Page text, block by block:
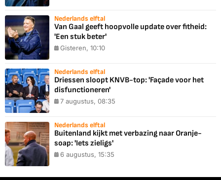
Nederlands elftal
Van Gaal geeft hoopvolle update over fitheid:
'Een stuk beter'
Gisteren, 10:10
Nederlands elftal
Driessen sloopt KNVB-top: 'Façade voor het
disfunctioneren'
7 augustus, 08:35
Nederlands elftal
Buitenland kijkt met verbazing naar Oranje-
soap: 'Iets zieligs'
6 augustus, 15:35